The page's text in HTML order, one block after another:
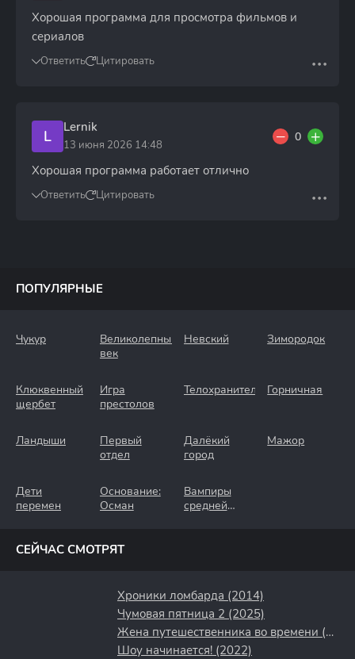
Хорошая программа для просмотра фильмов и
сериалов
Ответить Цитировать
L Lernik
13 июня 2026 14:48
0
Хорошая программа работает отлично
Ответить Цитировать
ПОПУЛЯРНЫЕ
Чукур
Великолепный
век
Невский Зимородок
Клюквенный
щербет
Игра
престолов
Телохранители Горничная
Ландыши
Первый
отдел
Далёкий
город
Мажор
Дети
перемен
Основание:
Осман
Вампиры
средней
СЕЙЧАС СМОТРЯТ
Хроники ломбарда (2014)
Чумовая пятница 2 (2025)
Жена путешественника во времени (2022)
Шоу начинается! (2022)